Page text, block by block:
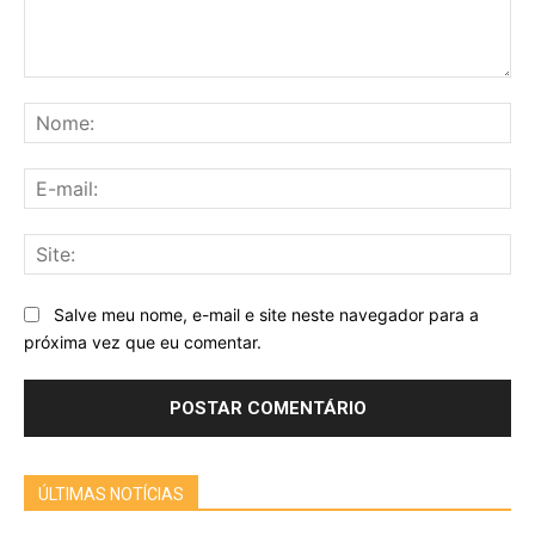
Salve meu nome, e-mail e site neste navegador para a
próxima vez que eu comentar.
ÚLTIMAS NOTÍCIAS